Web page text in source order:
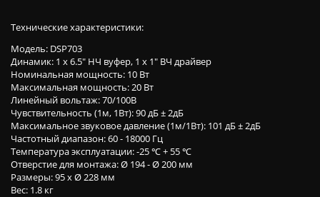
Технические характеристики:
Модель: DSP703
Динамик: 1 х 6.5" НЧ вуфер, 1 х 1" ВЧ драйвер
Номинальная мощность: 10 Вт
Максимальная мощность: 20 Вт
Линейный вольтаж: 70/100В
Чувствительность (1м, 1Вт): 90 дБ ± 2дБ
Максимальное звуковое давление (1м/1Вт): 101 дБ ± 2дБ
Частотный диапазон: 60 - 18000 Гц
Температура эксплуатации: -25 ℃ + 55 ℃
Отверстие для монтажа: Ø 194 - Ø 200 мм
Размеры: 95 x Ø 228 мм
Вес: 1.8 кг